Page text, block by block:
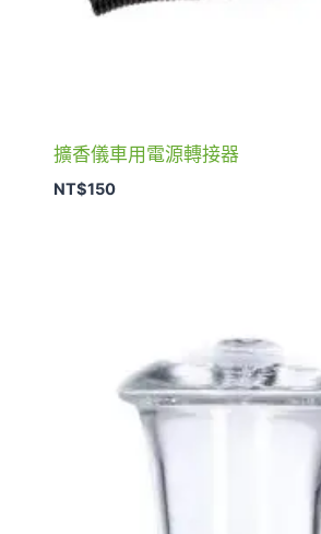
擴香儀車用電源轉接器
NT$150